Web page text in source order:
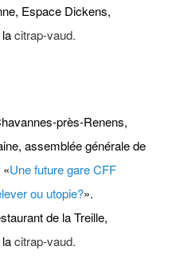
Espace Dickens,
citrap-vaud.
près-Renens,
assemblée générale de
Une future gare CFF
ou utopie?».
de la Treille,
citrap-vaud.